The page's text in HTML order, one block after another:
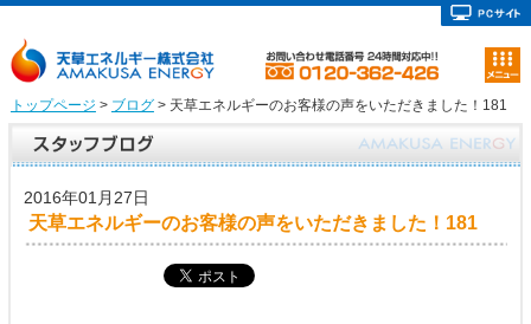
トップページ > ブログ> 天草エネルギーのお客様の声をいただきました！181
2016年01月27日
天草エネルギーのお客様の声をいただきました！181